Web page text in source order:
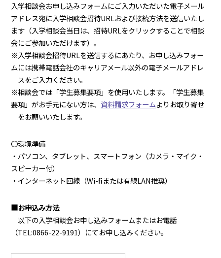
入学相談会お申し込みフォームにご入力いただいた電子メール
アドレス宛に入学相談会招待URLおよび接続方法を送信いたし
ます（入学相談会当日は、招待URLをクリックすることで相談
会にご参加いただけます）。
※入学相談会招待URLを送信するにあたり、お申し込みフォー
ムには携帯電話会社のキャリアメール以外の電子メールアドレ
スをご入力ください。
※相談会では「学生募集要項」を使用いたします。「学生募集
要項」がお手元にない方は、 資料請求フォームよりお取り寄せ
をお願いいたします。
〇環境準備
・パソコン、タブレット、スマートフォン（カメラ・マイク・
スピーカー付）
・インターネット回線（Wi-fiまたは有線LAN推奨）
■お申込み方法
以下の入学相談会お申し込みフォームまたはお電話
（TEL:0866-22-9191）にてお申し込みください。